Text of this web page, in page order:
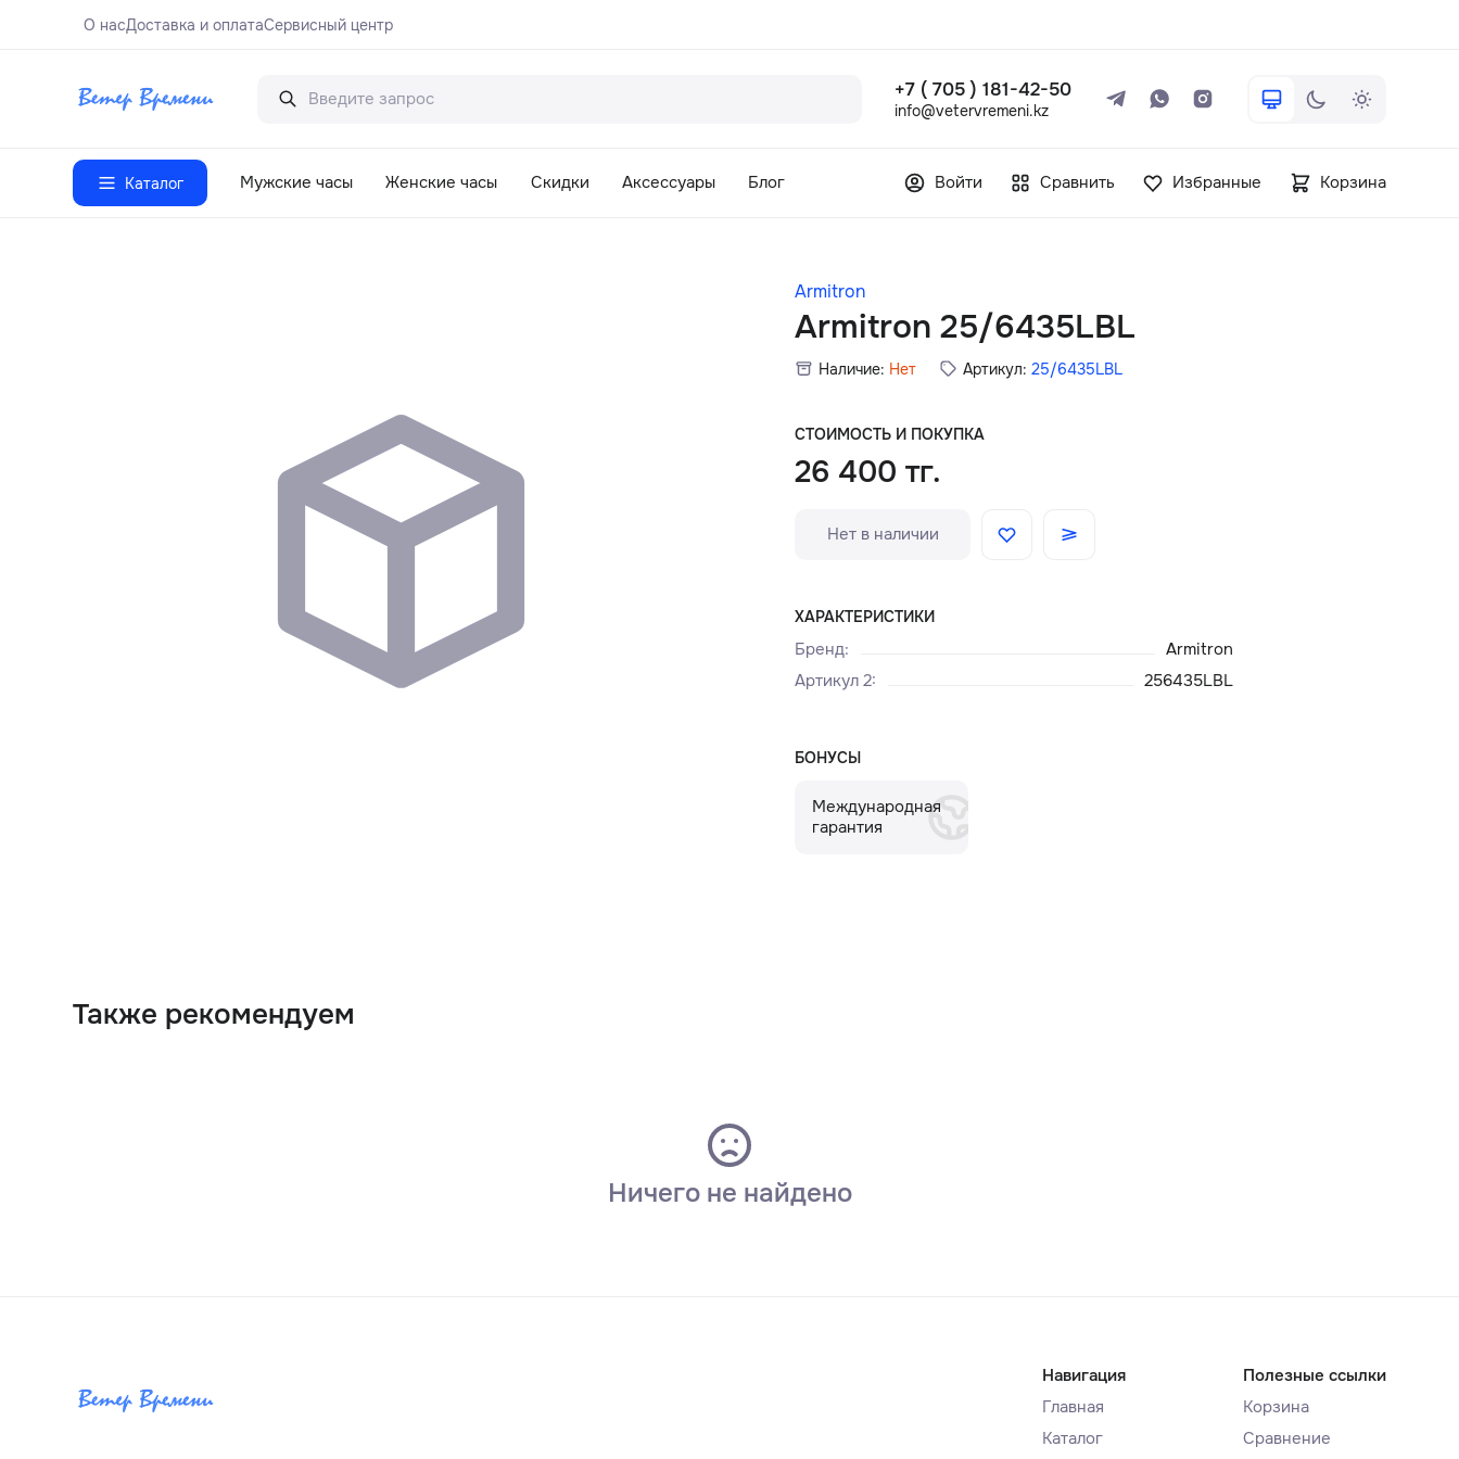
О насДоставка и оплатаСервисный центр
+7 ( 705 ) 181-42-50
info@vetervremeni.kz
Каталог Мужские часы Женские часы Скидки Аксессуары Блог Войти Сравнить Избранные Корзина
Armitron
Armitron 25/6435LBL
Наличие: Нет Артикул: 25/6435LBL
СТОИМОСТЬ И ПОКУПКА
26 400 тг.
Нет в наличии
ХАРАКТЕРИСТИКИ
Бренд:
Armitron
Артикул 2: 256435LBL
БОНУСЫ
Международная
гарантия
Также рекомендуем
Ничего не найдено
Навигация
Главная
Каталог
Полезные ссылки
Корзина
Сравнение
+7 ( 705 ) 181-42-50
Каталог
Главная